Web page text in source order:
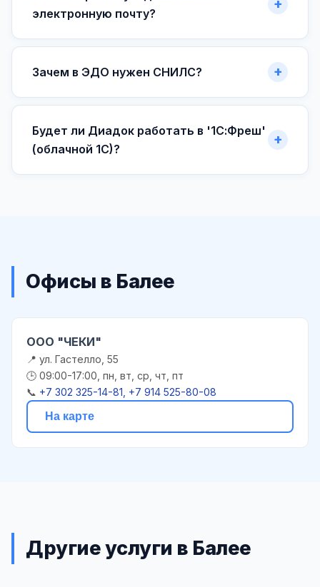
электронную почту?
Зачем в ЭДО нужен СНИЛС?
Будет ли Диадок работать в '1С:Фреш'
(облачной 1С)?
Офисы в Балее
ООО "ЧЕКИ"
📍 ул. Гастелло, 55
🕒 09:00-17:00, пн, вт, ср, чт, пт
📞 +7 302 325-14-81, +7 914 525-80-08
На карте
Другие услуги в Балее